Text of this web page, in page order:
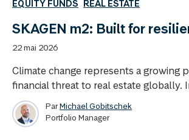
EQUITY FUNDS REAL ESTATE
SKAGEN m2: Built for
22 mai 2026
Climate change represents a growing
financial threat to real estate globally.
ParMichael Gobitschek
Portfolio Manager